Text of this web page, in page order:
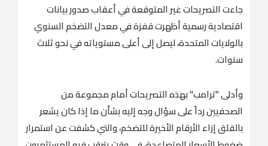
جاءت التصريحات غير المتوقعة في أعقاب صدور بيانات
اقتصادية رسمية أظهرت قفزة في معدل التضخم السنوي
بالولايات المتحدة، ليصل إلى أعلى مستوياته في نحو ثلاث
سنوات.
وأدلى "ترامب" بهذه التصريحات أمام مجموعة من
الصحفيين رداً على سؤال وجه إليه بشأن ما إذا كان يشعر
بالقلق إزاء الأرقام الأخيرة للتضخم، والتي كشفت عن استمرار